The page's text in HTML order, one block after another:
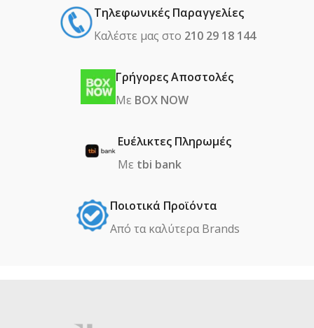
Τηλεφωνικές Παραγγελίες
Καλέστε μας στο 210 29 18 144
Γρήγορες Αποστολές
Με BOX NOW
Ευέλικτες Πληρωμές
Με tbi bank
Ποιοτικά Προϊόντα
Από τα καλύτερα Βrands